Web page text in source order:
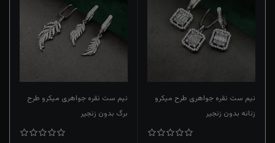
نیم ست نقره جواهری طرح میکرو
زنانه بدون زنجیر
نیم ست نقره جواهری میکرو طرح
برگ بدون زنجیر